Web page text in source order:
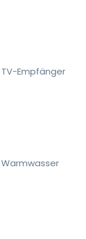
TV-Empfänger
Warmwasser